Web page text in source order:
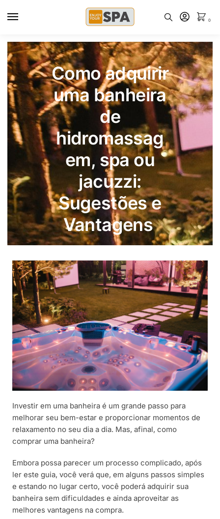
0
Como adquirir
uma banheira
de
hidromassag
em, spa ou
jacuzzi:
Sugestões e
Vantagens
Investir em uma banheira é um grande passo para
melhorar seu bem-estar e proporcionar momentos de
relaxamento no seu dia a dia. Mas, afinal, como
comprar uma banheira?
Embora possa parecer um processo complicado, após
ler este guia, você verá que, em alguns passos simples
e estando no lugar certo, você poderá adquirir sua
banheira sem dificuldades e ainda aproveitar as
melhores vantagens na compra.